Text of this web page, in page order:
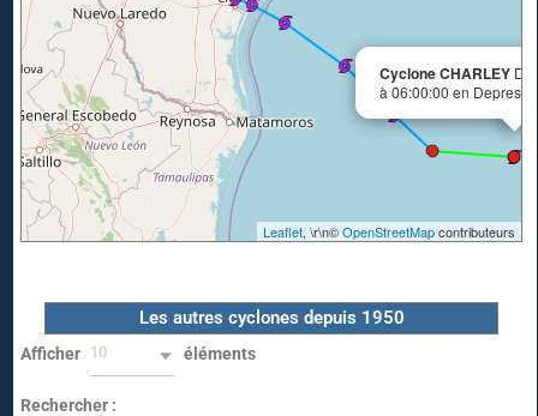
Cyclone CHARLEY
à 06:00:00 en
Leaflet, \r\n©OpenStreetMapcontributeurs
Les autres cyclones depuis 1950
Afficher 10 éléments
Rechercher :